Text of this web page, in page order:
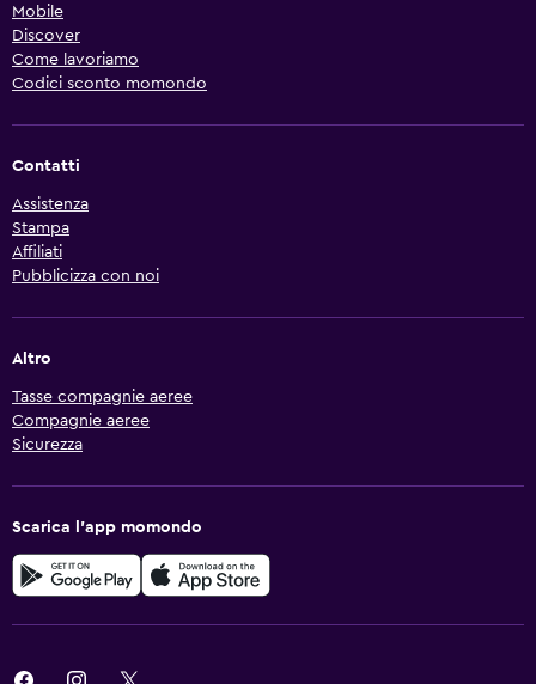
Mobile
Discover
Come lavoriamo
Codici sconto momondo
Contatti
Assistenza
Stampa
Affiliati
Pubblicizza con noi
Altro
Tasse compagnie aeree
Compagnie aeree
Sicurezza
Scarica l'app momondo